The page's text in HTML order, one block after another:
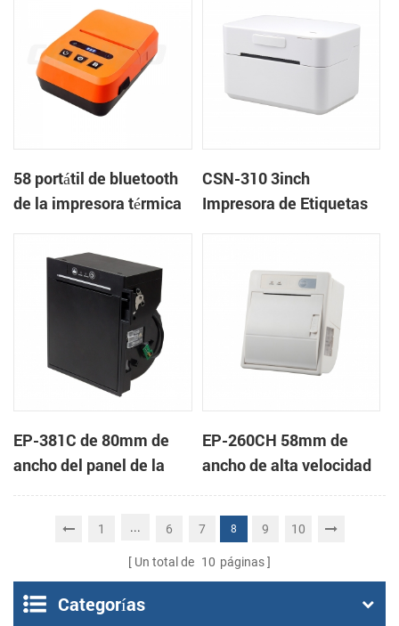
58 portátil de bluetooth
de la impresora térmica
CSN-310 3inch
Impresora de Etiquetas
EP-381C de 80mm de
ancho del panel de la
impresora térmica por
punto de venta
EP-260CH 58mm de
ancho de alta velocidad
mini panel de la
impresora térmica con
auto-cortador
1 ... 6 7 8 9 10
Un total de 10 páginas
Categorías